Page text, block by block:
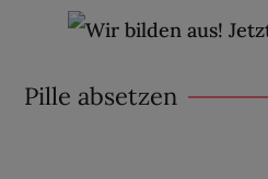
Pille absetzen